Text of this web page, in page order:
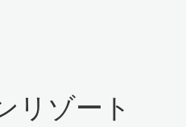
リゾート